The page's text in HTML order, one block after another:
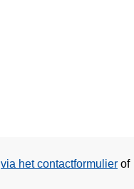
via het contactformulier of